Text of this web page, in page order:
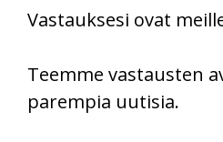
Vastauksesi ovat
Teemme vastausten
parempia uutisia.